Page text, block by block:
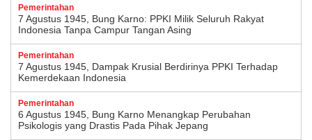
Pemerintahan
7 Agustus 1945, Bung Karno: PPKI Milik Seluruh Rakyat
Indonesia Tanpa Campur Tangan Asing
Pemerintahan
7 Agustus 1945, Dampak Krusial Berdirinya PPKI Terhadap
Kemerdekaan Indonesia
Pemerintahan
6 Agustus 1945, Bung Karno Menangkap Perubahan
Psikologis yang Drastis Pada Pihak Jepang